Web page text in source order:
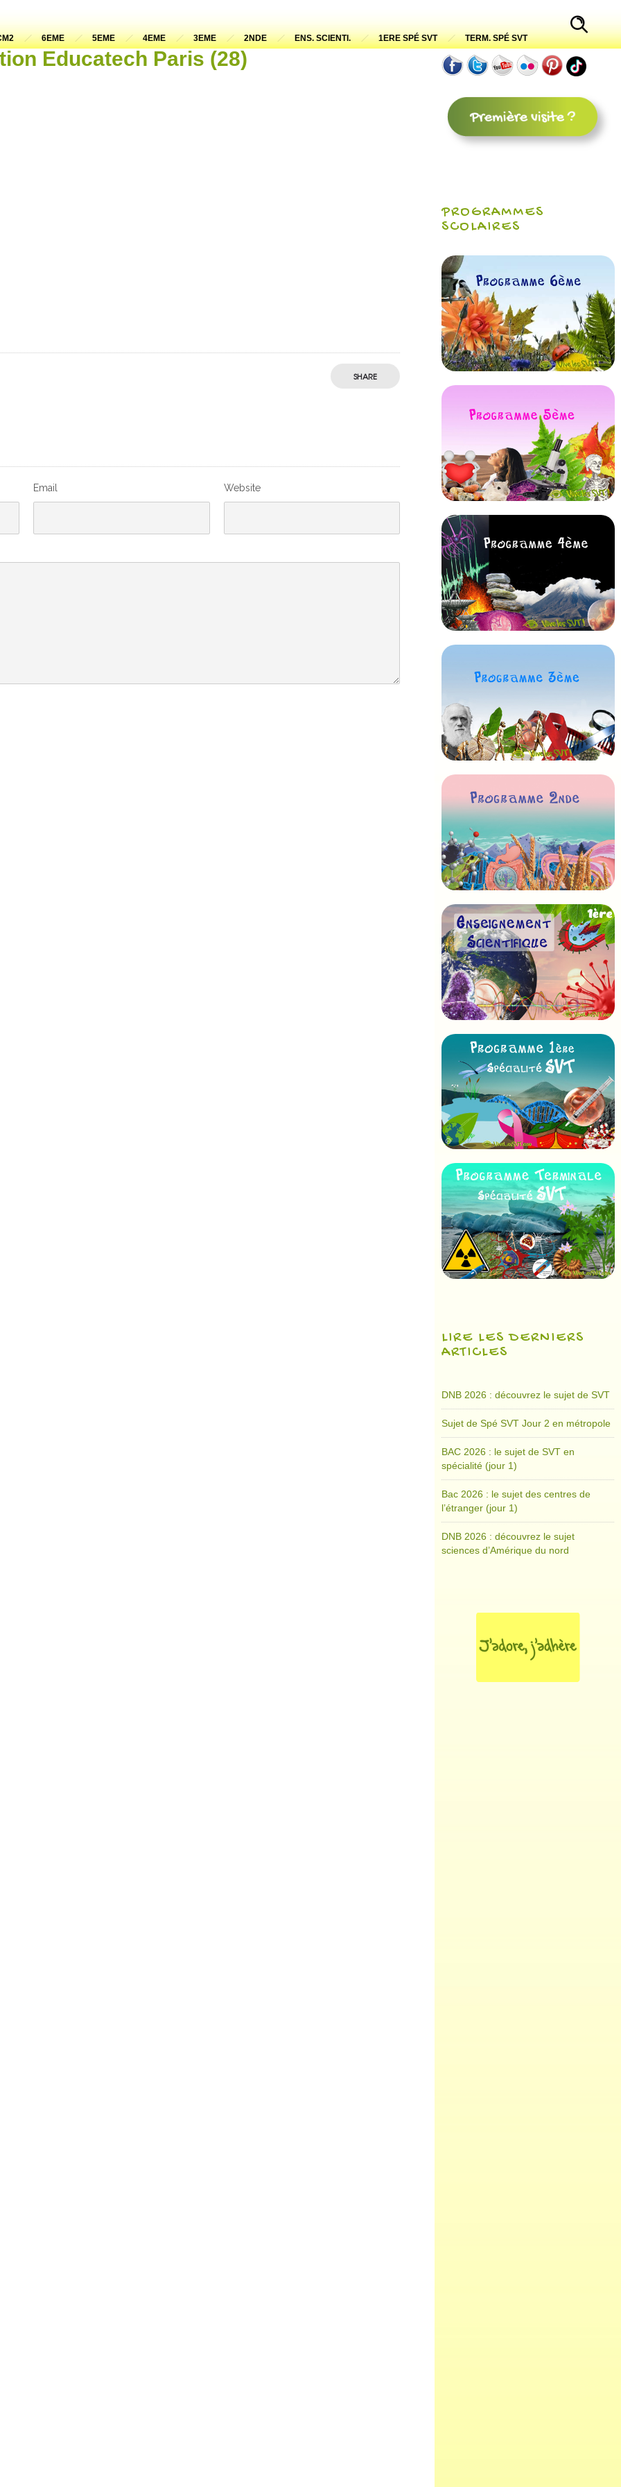
6EME 5EME 4EME 3EME 2NDE ENS. SCIENTI. 1ERE SPÉ SVT TERM. SPÉ SVT
Educatech Paris (28)
SHARE
Email Website
PROGRAMMES
SCOLAIRES
LIRE LES DERNIERS
ARTICLES
DNB 2026 : découvrez le sujet de SVT
Sujet de Spé SVT Jour 2 en métropole
BAC 2026 : le sujet de SVT en
spécialité (jour 1)
Bac 2026 : le sujet des centres de
l’étranger (jour 1)
DNB 2026 : découvrez le sujet
sciences d’Amérique du nord